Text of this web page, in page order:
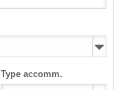
Type accomm.